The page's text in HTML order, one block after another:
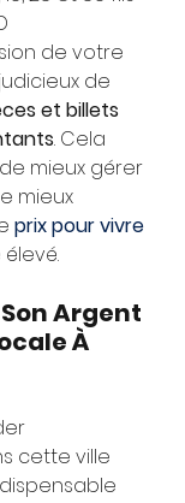
de votre
de
et billets
. Cela
mieux gérer
mieux
prix pour vivre
Argent
À
cette ville